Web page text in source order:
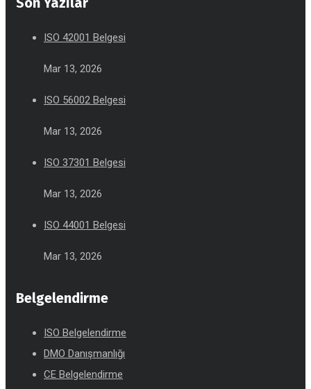
ISO 42001 Belgesi
Mar 13, 2026
ISO 56002 Belgesi
Mar 13, 2026
ISO 37301 Belgesi
Mar 13, 2026
ISO 44001 Belgesi
Mar 13, 2026
Belgelendirme
ISO Belgelendirme
DMO Danışmanlığı
CE Belgelendirme